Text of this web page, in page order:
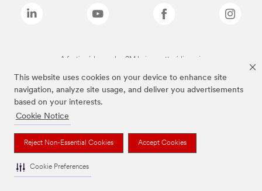
This website uses cookies on your device to enhance site
navigation, analyze site usage, and deliver you advertisements
based on your interests.
Cookie Notice
Reject Non-Essential Cookies Accept Cookies
Cookie Preferences
A fenti márkanevek a 3M bejegyzett védjegyei.